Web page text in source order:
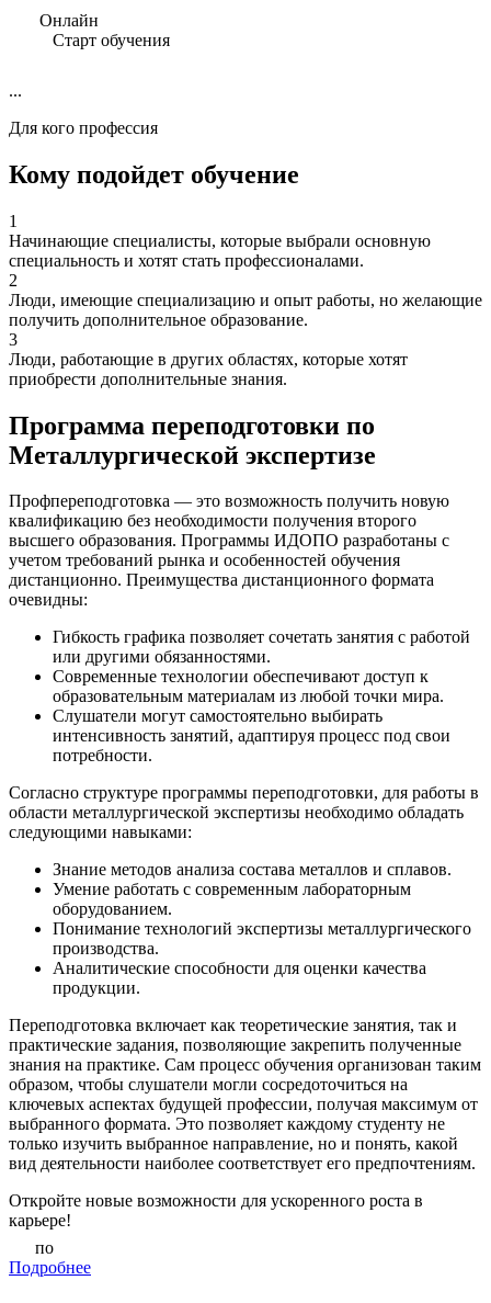
Онлайн
Старт обучения
...
Для кого профессия
Кому подойдет обучение
1
Начинающие специалисты, которые выбрали основную
специальность и хотят стать профессионалами.
2
Люди, имеющие специализацию и опыт работы, но желающие
получить дополнительное образование.
3
Люди, работающие в других областях, которые хотят
приобрести дополнительные знания.
Программа переподготовки по
Металлургической экспертизе
Профпереподготовка — это возможность получить новую
квалификацию без необходимости получения второго
высшего образования. Программы ИДОПО разработаны с
учетом требований рынка и особенностей обучения
дистанционно. Преимущества дистанционного формата
очевидны:
Гибкость графика позволяет сочетать занятия с работой
или другими обязанностями.
Современные технологии обеспечивают доступ к
образовательным материалам из любой точки мира.
Слушатели могут самостоятельно выбирать
интенсивность занятий, адаптируя процесс под свои
потребности.
Согласно структуре программы переподготовки, для работы в
области металлургической экспертизы необходимо обладать
следующими навыками:
Знание методов анализа состава металлов и сплавов.
Умение работать с современным лабораторным
оборудованием.
Понимание технологий экспертизы металлургического
производства.
Аналитические способности для оценки качества
продукции.
Переподготовка включает как теоретические занятия, так и
практические задания, позволяющие закрепить полученные
знания на практике. Сам процесс обучения организован таким
образом, чтобы слушатели могли сосредоточиться на
ключевых аспектах будущей профессии, получая максимум от
выбранного формата. Это позволяет каждому студенту не
только изучить выбранное направление, но и понять, какой
вид деятельности наиболее соответствует его предпочтениям.
Откройте новые возможности для ускоренного роста в
карьере!
по
Подробнее